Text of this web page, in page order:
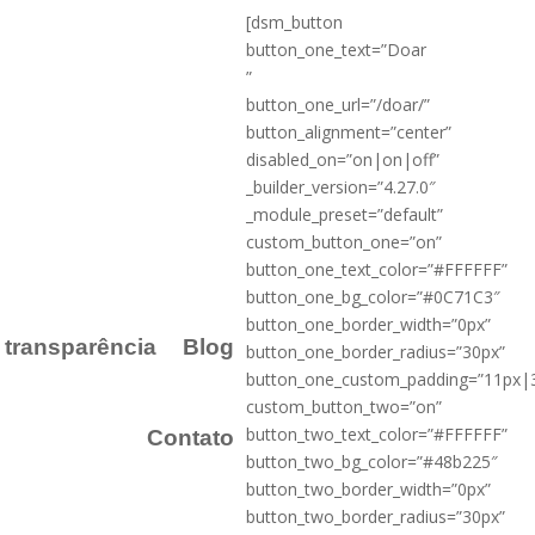
transparência Blog
Contato
[dsm_button
button_one_text=”Doar
”
button_one_url=”/doar/”
button_alignment=”center”
disabled_on=”on|on|off”
_builder_version=”4.27.0″
_module_preset=”default”
custom_button_one=”on”
button_one_text_color=”#FFFFFF”
button_one_bg_color=”#0C71C3″
button_one_border_width=”0px”
button_one_border_radius=”30px”
custom_button_two=”on”
button_two_text_color=”#FFFFFF”
button_two_bg_color=”#48b225″
button_two_border_width=”0px”
button_two_border_radius=”30px”